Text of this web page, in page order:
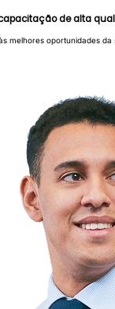
de alta
melhores oportunidades da